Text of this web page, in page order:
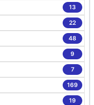
13
22
48
9
7
169
19